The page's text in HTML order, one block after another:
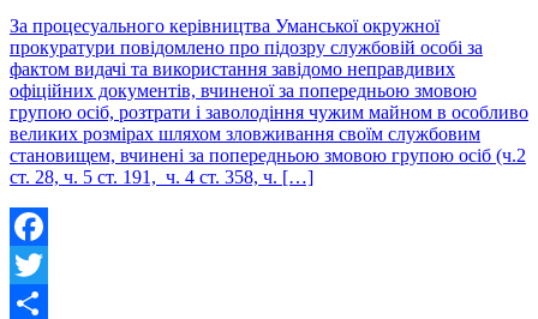
За процесуального керівництва Уманської окружної
прокуратури повідомлено про підозру службовій особі за
фактом видачі та використання завідомо неправдивих
офіційних документів, вчиненої за попередньою змовою
групою осіб, розтрати і заволодіння чужим майном в особливо
великих розмірах шляхом зловживання своїм службовим
становищем, вчинені за попередньою змовою групою осіб (ч.2
ст. 28, ч. 5 ст. 191, ч. 4 ст. 358, ч. […]
Facebook
Twitter